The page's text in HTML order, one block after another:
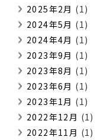
2025年2月 (1)
2024年5月 (1)
2024年4月 (1)
2023年9月 (1)
2023年8月 (1)
2023年6月 (1)
2023年1月 (1)
2022年12月 (1)
2022年11月 (1)